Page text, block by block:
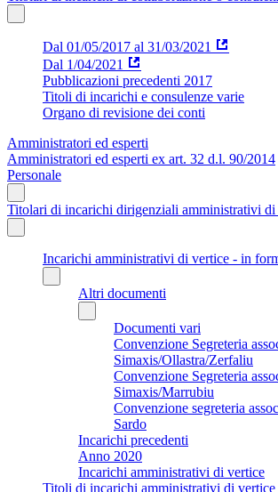
Dal 01/05/2017 al 31/03/2021
Dal 1/04/2021
Pubblicazioni precedenti 2017
Titoli di incarichi e consulenze varie
Organo di revisione dei conti
Amministratori ed esperti
Amministratori ed esperti ex art. 32 d.l. 90/2014
Personale
Titolari di incarichi dirigenziali amministrativi di
Incarichi amministrativi di vertice - in
Altri documenti
Documenti vari
Convenzione Segreteria
Simaxis/Ollastra/Zerfaliu
Convenzione Segreteria
Simaxis/Marrubiu
Convenzione segreteria
Sardo
Incarichi precedenti
Anno 2020
Incarichi amministrativi di vertice
Titoli di incarichi amministrativi di